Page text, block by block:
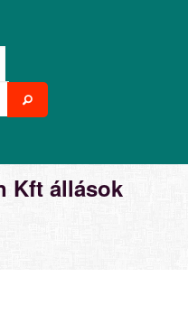
Kft állások